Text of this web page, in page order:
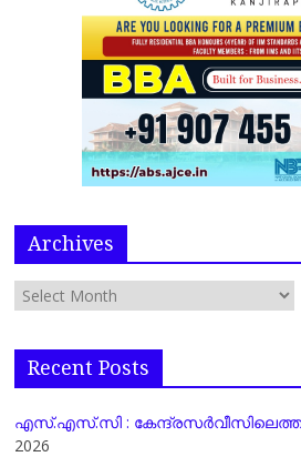
Archives
Recent Posts
എസ്.എസ്.സി :
2026